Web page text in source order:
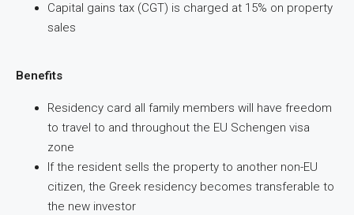
Capital gains tax (CGT) is charged at 15% on property
sales
Benefits
Residency card all family members will have freedom
to travel to and throughout the EU Schengen visa
zone
If the resident sells the property to another non-EU
citizen, the Greek residency becomes transferable to
the new investor